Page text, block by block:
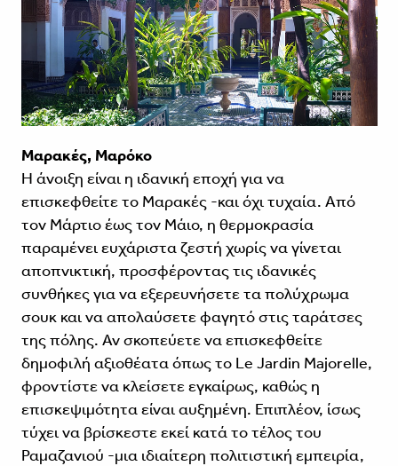
Μαρακές, Μαρόκο
Η άνοιξη είναι η ιδανική εποχή για να
επισκεφθείτε το Μαρακές -και όχι τυχαία. Από
τον Μάρτιο έως τον Μάιο, η θερμοκρασία
παραμένει ευχάριστα ζεστή χωρίς να γίνεται
αποπνικτική, προσφέροντας τις ιδανικές
συνθήκες για να εξερευνήσετε τα πολύχρωμα
σουκ και να απολαύσετε φαγητό στις ταράτσες
της πόλης. Αν σκοπεύετε να επισκεφθείτε
δημοφιλή αξιοθέατα όπως το Le Jardin Majorelle,
φροντίστε να κλείσετε εγκαίρως, καθώς η
επισκεψιμότητα είναι αυξημένη. Επιπλέον, ίσως
τύχει να βρίσκεστε εκεί κατά το τέλος του
Ραμαζανιού -μια ιδιαίτερη πολιτιστική εμπειρία,